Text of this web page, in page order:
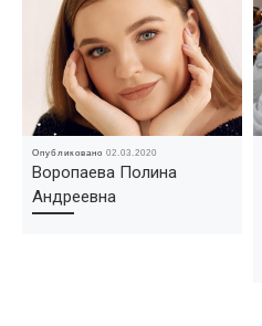
Опубликовано02.03.2020
Воропаева Полина
Андреевна